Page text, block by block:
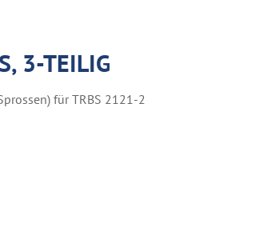
3-TEILIG
für TRBS 2121-2